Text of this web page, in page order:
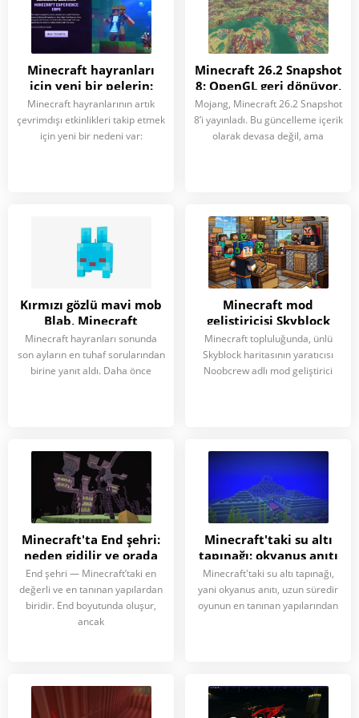
Minecraft hayranları
için yeni bir pelerin:
Arjantin’e neden
uçulmalı?
Minecraft hayranlarının artık
çevrimdışı etkinlikleri takip etmek
için yeni bir nedeni var:
Minecraft 26.2 Snapshot
8: OpenGL geri dönüyor,
Kükürt Mağaraları
değişiyor ve yataklar
daha yükseğe zıplatıyor
Mojang, Minecraft 26.2 Snapshot
8’i yayınladı. Bu güncelleme içerik
olarak devasa değil, ama
Kırmızı gözlü mavi mob
Blab, Minecraft
evreninin bestiary’sine
katılıyor
Minecraft hayranları sonunda
son ayların en tuhaf sorularından
birine yanıt aldı. Daha önce
Minecraft mod
geliştiricisi Skyblock
davasını kaybetti ve 350
bin dolar borçla kaldı
Minecraft topluluğunda, ünlü
Skyblock haritasının yaratıcısı
Noobcrew adlı mod geliştirici
Minecraft'ta End şehri:
neden gidilir ve orada
neler bulunur
End şehri — Minecraft’taki en
değerli ve en tanınan yapılardan
biridir. End boyutunda oluşur,
ancak
Minecraft'taki su altı
tapınağı: okyanus anıtı
neden aranır ve içinde
neler bulunur
Minecraft'taki su altı tapınağı,
yani okyanus anıtı, uzun süredir
oyunun en tanınan yapılarından